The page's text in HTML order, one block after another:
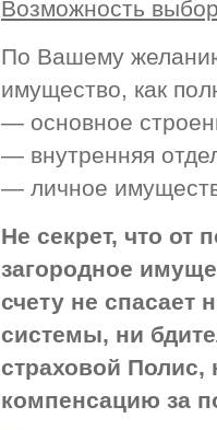
Возможность
По Вашему
имущество, как
— основное
— внутренняя
— личное
Не секрет, что от
загородное
счету не спасает
системы, ни
страховой Полис,
компенсацию за